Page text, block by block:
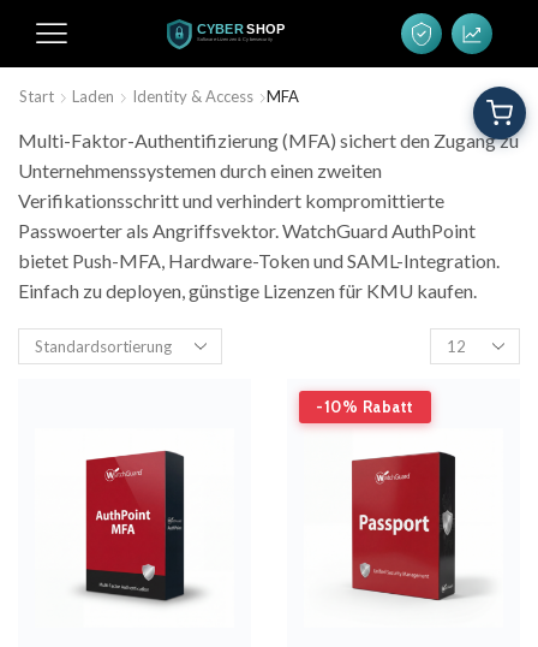
Start Laden Identity & Access MFA
Multi-Faktor-Authentifizierung (MFA) sichert den Zugang zu
Unternehmenssystemen durch einen zweiten
Verifikationsschritt und verhindert kompromittierte
Passwoerter als Angriffsvektor. WatchGuard AuthPoint
bietet Push-MFA, Hardware-Token und SAML-Integration.
Einfach zu deployen, günstige Lizenzen für KMU kaufen.
-10% Rabatt